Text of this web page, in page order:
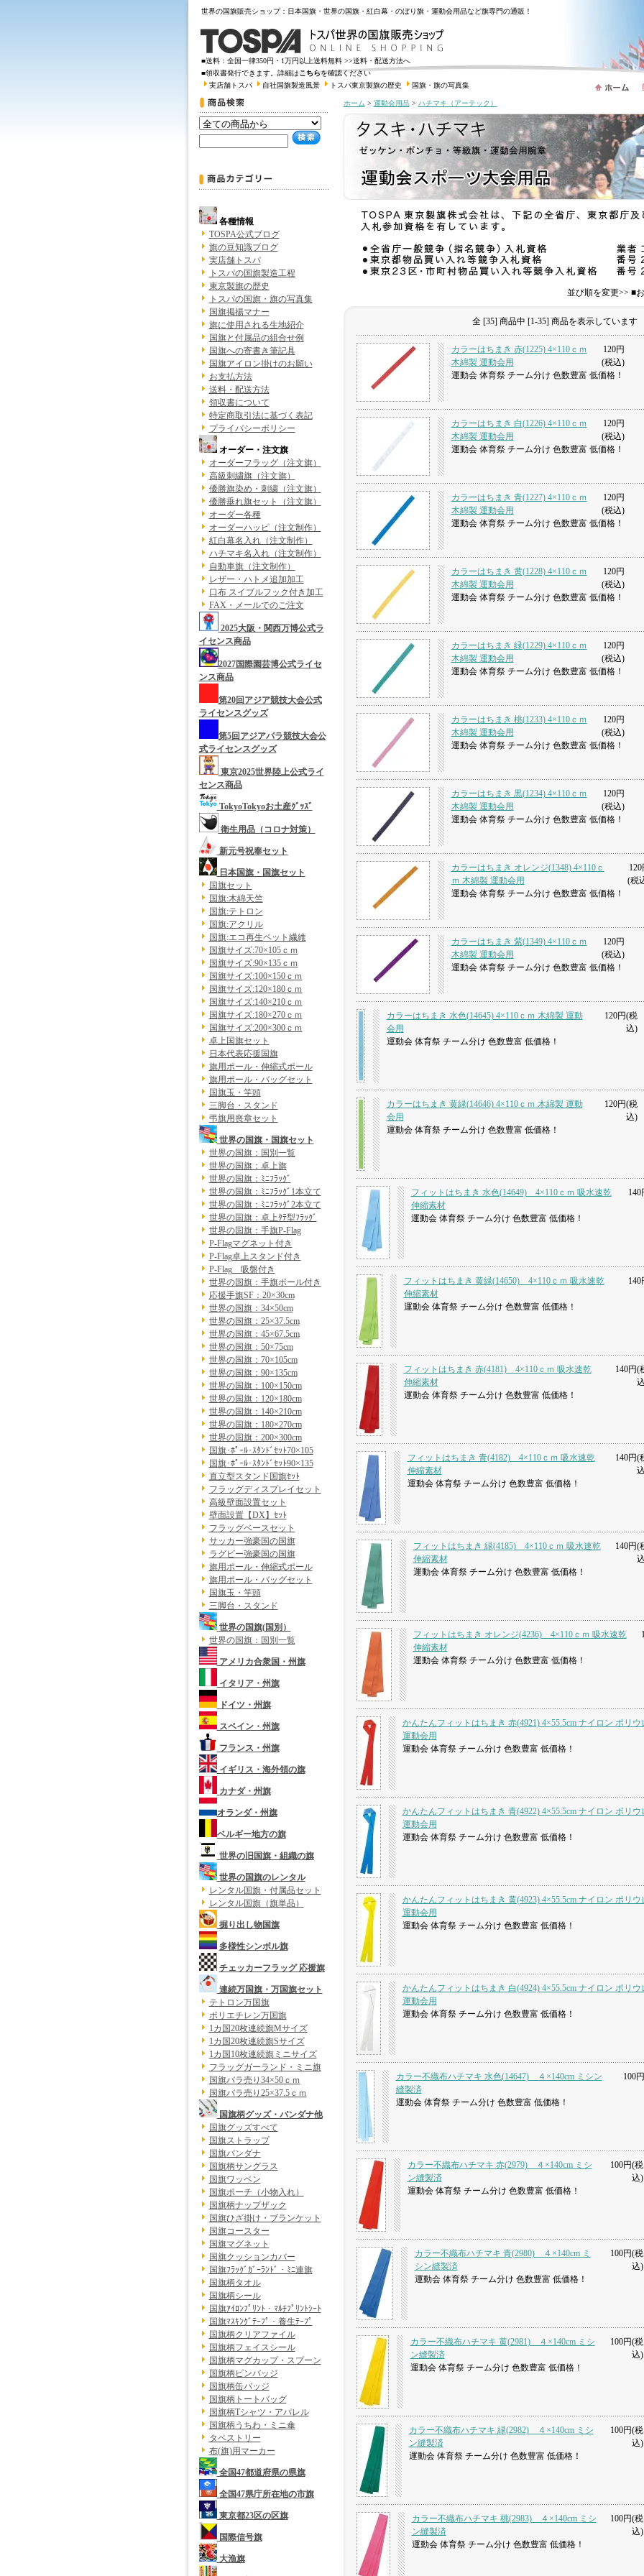
世界の国旗販売ショップ：日本国旗・世界の国旗・紅白幕・のぼり旗・運動会用品など旗専門の通販！
■送料：全国一律350円・1万円以上送料無料 >>送料・配送方法へ
■領収書発行できます。詳細はこちらを確認ください
実店舗トスパ
自社国旗製造風景 トスパ東京製旗の歴史 国旗・旗の写真集
各種情報
TOSPA公式ブログ
旗の豆知識ブログ
実店舗トスパ
トスパの国旗製造工程
東京製旗の歴史
トスパの国旗・旗の写真集
国旗掲揚マナー
旗に使用される生地紹介
国旗と付属品の組合せ例
国旗への寄書き筆記具
国旗アイロン掛けのお願い
お支払方法
送料・配送方法
領収書について
特定商取引法に基づく表記
プライバシーポリシー
オーダー・注文旗
オーダーフラッグ（注文旗）
高級刺繍旗（注文旗）
優勝旗染め・刺繍（注文旗）
優勝垂れ旗セット（注文旗）
オーダー各種
オーダーハッピ（注文制作）
紅白幕名入れ（注文制作）
ハチマキ名入れ（注文制作）
自動車旗（注文制作）
レザー・ハトメ追加加工
口布 スイブルフック付き加工
FAX・メールでのご注文
2025大阪・関西万博公式ラ
イセンス商品
2027国際園芸博公式ライセ
ンス商品
第20回アジア競技大会公式
ライセンスグッズ
第5回アジアパラ競技大会公
式ライセンスグッズ
東京2025世界陸上公式ライ
センス商品
TokyoTokyoお土産ｸﾞｯｽﾞ
衛生用品（コロナ対策）
新元号祝奉セット
日本国旗・国旗セット
国旗セット
国旗:木綿天竺
国旗:テトロン
国旗:アクリル
国旗:エコ再生ペット繊維
国旗サイズ:70×105ｃｍ
国旗サイズ:90×135ｃｍ
国旗サイズ:100×150ｃｍ
国旗サイズ:120×180ｃｍ
国旗サイズ:140×210ｃｍ
国旗サイズ:180×270ｃｍ
国旗サイズ:200×300ｃｍ
卓上国旗セット
日本代表応援国旗
旗用ポール・伸縮式ポール
旗用ポール・バッグセット
国旗玉・竿頭
三脚台・スタンド
弔旗用喪章セット
世界の国旗・国旗セット
世界の国旗：国別一覧
世界の国旗：卓上旗
世界の国旗：ﾐﾆﾌﾗｯｸﾞ
世界の国旗：ﾐﾆﾌﾗｯｸﾞ1本立て
世界の国旗：ﾐﾆﾌﾗｯｸﾞ2本立て
世界の国旗：卓上ﾀﾃ型ﾌﾗｯｸﾞ
世界の国旗：手旗P-Flag
P-Flagマグネット付き
P-Flag卓上スタンド付き
P-Flag 吸盤付き
世界の国旗：手旗ポール付き
応援手旗SF：20×30cm
世界の国旗：34×50cm
世界の国旗：25×37.5cm
世界の国旗：45×67.5cm
世界の国旗：50×75cm
世界の国旗：70×105cm
世界の国旗：90×135cm
世界の国旗：100×150cm
世界の国旗：120×180cm
世界の国旗：140×210cm
世界の国旗：180×270cm
世界の国旗：200×300cm
国旗･ﾎﾟｰﾙ･ｽﾀﾝﾄﾞｾｯﾄ70×105
国旗･ﾎﾟｰﾙ･ｽﾀﾝﾄﾞｾｯﾄ90×135
直立型スタンド国旗ｾｯﾄ
フラッグディスプレイセット
高級壁面設置セット
壁面設置【DX】ｾｯﾄ
フラッグベースセット
サッカー強豪国の国旗
ラグビー強豪国の国旗
旗用ポール・伸縮式ポール
旗用ポール・バッグセット
国旗玉・竿頭
三脚台・スタンド
世界の国旗(国別）
世界の国旗：国別一覧
アメリカ合衆国・州旗
イタリア・州旗
ドイツ・州旗
スペイン・州旗
フランス・州旗
イギリス・海外領の旗
カナダ・州旗
オランダ・州旗
ベルギー地方の旗
世界の旧国旗・組織の旗
世界の国旗のレンタル
レンタル国旗・付属品セット
レンタル国旗（旗単品）
掘り出し物国旗
多様性シンボル旗
チェッカーフラッグ 応援旗
連続万国旗・万国旗セット
テトロン万国旗
ポリエチレン万国旗
1カ国20枚連続旗Mサイズ
1カ国20枚連続旗Sサイズ
1カ国10枚連続旗ミニサイズ
フラッグガーランド・ミニ旗
国旗バラ売り34×50ｃｍ
国旗バラ売り25×37.5ｃｍ
国旗柄グッズ・バンダナ他
国旗グッズすべて
国旗ストラップ
国旗バンダナ
国旗柄サングラス
国旗ワッペン
国旗ポーチ（小物入れ）
国旗柄ナップザック
国旗ひざ掛け・ブランケット
国旗コースター
国旗マグネット
国旗クッションカバー
国旗ﾌﾗｯｸﾞｶﾞｰﾗﾝﾄﾞ・ﾐﾆ連旗
国旗柄タオル
国旗柄シール
国旗ｱｲﾛﾝﾌﾟﾘﾝﾄ・ﾏﾙﾁﾌﾟﾘﾝﾄｼｰﾄ
国旗ﾏｽｷﾝｸﾞﾃｰﾌﾟ・養生ﾃｰﾌﾟ
国旗柄クリアファイル
国旗柄フェイスシール
国旗柄マグカップ・スプーン
国旗柄ピンバッジ
国旗柄缶バッジ
国旗柄トートバッグ
国旗柄Tシャツ・アパレル
国旗柄うちわ・ミニ傘
タペストリー
布(旗)用マーカー
全国47都道府県の県旗
全国47県庁所在地の市旗
東京都23区の区旗
国際信号旗
大漁旗
ホーム > 運動会用品> ハチマキ（アーテック）
並び順を変更>>
全 [35] 商品中 [1-35] 商品を表示しています
カラーはちまき 赤(1225) 4×110ｃｍ
木綿製 運動会用
120円
(税込)
運動会 体育祭 チーム分け 色数豊富 低価格！
カラーはちまき 白(1226) 4×110ｃｍ
木綿製 運動会用
120円
(税込)
運動会 体育祭 チーム分け 色数豊富 低価格！
カラーはちまき 青(1227) 4×110ｃｍ
木綿製 運動会用
120円
(税込)
運動会 体育祭 チーム分け 色数豊富 低価格！
カラーはちまき 黄(1228) 4×110ｃｍ
木綿製 運動会用
120円
(税込)
運動会 体育祭 チーム分け 色数豊富 低価格！
カラーはちまき 緑(1229) 4×110ｃｍ
木綿製 運動会用
120円
(税込)
運動会 体育祭 チーム分け 色数豊富 低価格！
カラーはちまき 桃(1233) 4×110ｃｍ
木綿製 運動会用
120円
(税込)
運動会 体育祭 チーム分け 色数豊富 低価格！
カラーはちまき 黒(1234) 4×110ｃｍ
木綿製 運動会用
120円
(税込)
運動会 体育祭 チーム分け 色数豊富 低価格！
カラーはちまき オレンジ(1348) 4×110ｃ
ｍ 木綿製 運動会用
120
(税
運動会 体育祭 チーム分け 色数豊富 低価格！
カラーはちまき 紫(1349) 4×110ｃｍ
木綿製 運動会用
120円
(税込)
運動会 体育祭 チーム分け 色数豊富 低価格！
カラーはちまき 水色(14645) 4×110ｃｍ 木綿製 運動
会用
120円(税
込)
運動会 体育祭 チーム分け 色数豊富 低価格！
カラーはちまき 黄緑(14646) 4×110ｃｍ 木綿製 運動
会用
120円(税
込)
運動会 体育祭 チーム分け 色数豊富 低価格！
フィットはちまき 水色(14649) 4×110ｃｍ 吸水速乾
伸縮素材
140
運動会 体育祭 チーム分け 色数豊富 低価格！
フィットはちまき 黄緑(14650) 4×110ｃｍ 吸水速乾
伸縮素材
140
運動会 体育祭 チーム分け 色数豊富 低価格！
フィットはちまき 赤(4181) 4×110ｃｍ 吸水速乾
伸縮素材
140円(
運動会 体育祭 チーム分け 色数豊富 低価格！
フィットはちまき 青(4182) 4×110ｃｍ 吸水速乾
伸縮素材
140円(
運動会 体育祭 チーム分け 色数豊富 低価格！
フィットはちまき 緑(4185) 4×110ｃｍ 吸水速乾
伸縮素材
140円(
運動会 体育祭 チーム分け 色数豊富 低価格！
フィットはちまき オレンジ(4236) 4×110ｃｍ 吸水速乾
伸縮素材
運動会 体育祭 チーム分け 色数豊富 低価格！
かんたんフィットはちまき 赤(4921) 4×55.5cm ナイロン ポリウ
運動会用
運動会 体育祭 チーム分け 色数豊富 低価格！
かんたんフィットはちまき 青(4922) 4×55.5cm ナイロン ポリウ
運動会用
運動会 体育祭 チーム分け 色数豊富 低価格！
かんたんフィットはちまき 黄(4923) 4×55.5cm ナイロン ポリウ
運動会用
運動会 体育祭 チーム分け 色数豊富 低価格！
かんたんフィットはちまき 白(4924) 4×55.5cm ナイロン ポリウ
運動会用
運動会 体育祭 チーム分け 色数豊富 低価格！
カラー不織布ハチマキ 水色(14647) ４×140cm ミシン
縫製済
100
運動会 体育祭 チーム分け 色数豊富 低価格！
カラー不織布ハチマキ 赤(2979) ４×140cm ミシ
ン縫製済
100円(税
込)
運動会 体育祭 チーム分け 色数豊富 低価格！
カラー不織布ハチマキ 青(2980) ４×140cm ミ
シン縫製済
100円(税
込)
運動会 体育祭 チーム分け 色数豊富 低価格！
カラー不織布ハチマキ 黄(2981) ４×140cm ミシ
ン縫製済
100円(税
込)
運動会 体育祭 チーム分け 色数豊富 低価格！
カラー不織布ハチマキ 緑(2982) ４×140cm ミシ
ン縫製済
100円(税
込)
運動会 体育祭 チーム分け 色数豊富 低価格！
カラー不織布ハチマキ 桃(2983) ４×140cm ミシ
ン縫製済
100円(税
込)
運動会 体育祭 チーム分け 色数豊富 低価格！